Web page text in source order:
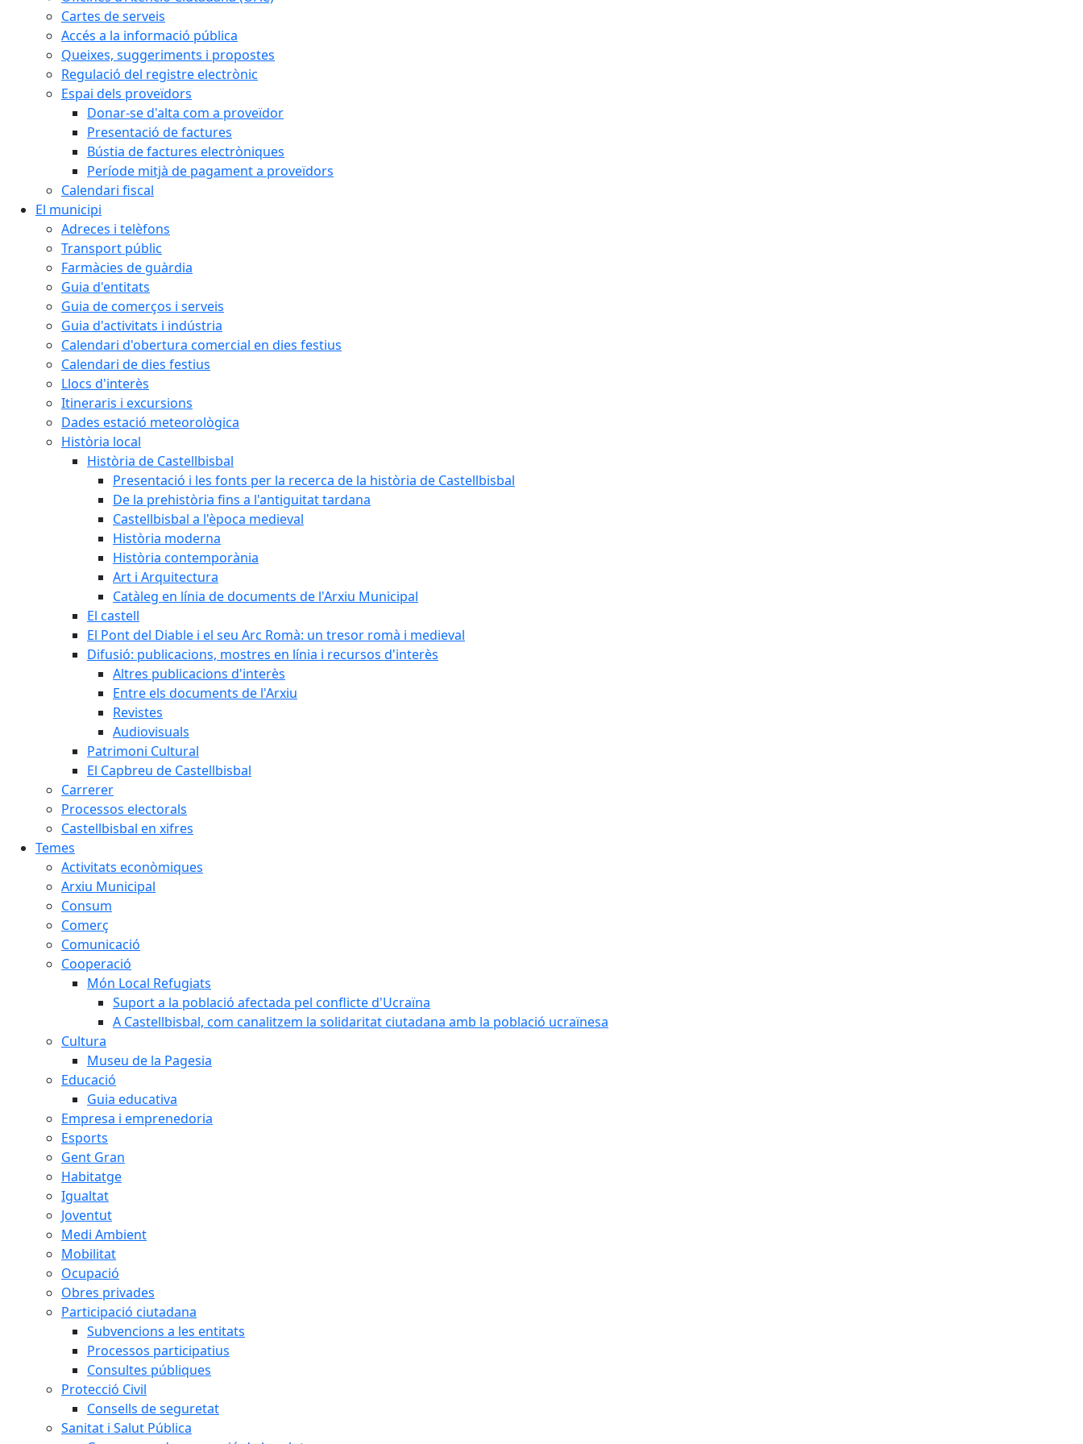
Cartes de serveis
Accés a la informació pública
Queixes, suggeriments i propostes
Regulació del registre electrònic
Espai dels proveïdors
Donar-se d'alta com a proveïdor
Presentació de factures
Bústia de factures electròniques
Període mitjà de pagament a proveïdors
Calendari fiscal
El municipi
Adreces i telèfons
Transport públic
Farmàcies de guàrdia
Guia d'entitats
Guia de comerços i serveis
Guia d'activitats i indústria
Calendari d'obertura comercial en dies festius
Calendari de dies festius
Llocs d'interès
Itineraris i excursions
Dades estació meteorològica
Història local
Història de Castellbisbal
Presentació i les fonts per la recerca de la història de Castellbisbal
De la prehistòria fins a l'antiguitat tardana
Castellbisbal a l'època medieval
Història moderna
Història contemporània
Art i Arquitectura
Catàleg en línia de documents de l'Arxiu Municipal
El castell
El Pont del Diable i el seu Arc Romà: un tresor romà i medieval
Difusió: publicacions, mostres en línia i recursos d'interès
Altres publicacions d'interès
Entre els documents de l'Arxiu
Revistes
Audiovisuals
Patrimoni Cultural
El Capbreu de Castellbisbal
Carrerer
Processos electorals
Castellbisbal en xifres
Temes
Activitats econòmiques
Arxiu Municipal
Consum
Comerç
Comunicació
Cooperació
Món Local Refugiats
Suport a la població afectada pel conflicte d'Ucraïna
A Castellbisbal, com canalitzem la solidaritat ciutadana amb la població ucraïnesa
Cultura
Museu de la Pagesia
Educació
Guia educativa
Empresa i emprenedoria
Esports
Gent Gran
Habitatge
Igualtat
Joventut
Medi Ambient
Mobilitat
Ocupació
Obres privades
Participació ciutadana
Subvencions a les entitats
Processos participatius
Consultes públiques
Protecció Civil
Consells de seguretat
Sanitat i Salut Pública